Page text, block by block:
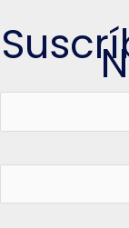
a
Pacientes
y
Familias